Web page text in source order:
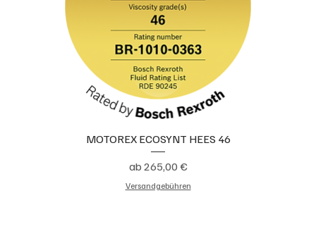
MOTOREX ECOSYNT HEES 46
ab 265,00 €
Sale-Preis
Versandgebühren